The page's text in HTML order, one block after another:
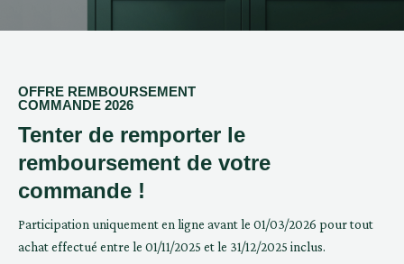
OFFRE REMBOURSEMENT
COMMANDE 2026
Tenter de remporter le
remboursement de votre
commande !
Participation uniquement en ligne avant le 01/03/2026 pour tout
achat effectué entre le 01/11/2025 et le 31/12/2025 inclus.